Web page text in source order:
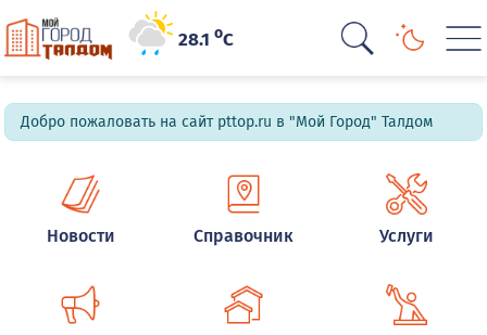
28.1oC
Добро пожаловать на сайт pttop.ru в "Мой Город" Талдом
Новости Справочник Услуги